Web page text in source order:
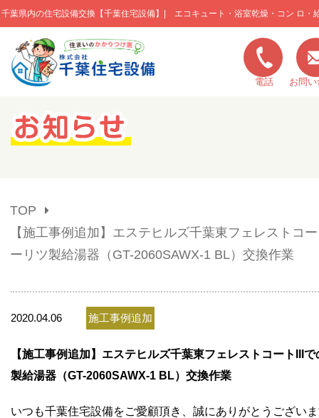
千葉県内の住宅設備交換【千葉住宅設備】| エコキュート・浴室乾燥・コン ロ・
このページの本文へ移動
電話 お問
キャンペーン一覧
お問い合わせ
会社概要
TOP
【施工事例追加】エステヒルズ千葉東フェレストコ
ーリツ製給湯器（GT-2060SAWX-1 BL）交換作業
2020.04.06 施工事例追加
【施工事例追加】エステヒルズ千葉東フェレストコートIII
製給湯器（GT-2060SAWX-1 BL）交換作業
いつも千葉住宅設備をご愛顧頂き、誠にありがとうござい